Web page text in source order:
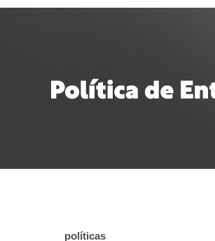
políticas